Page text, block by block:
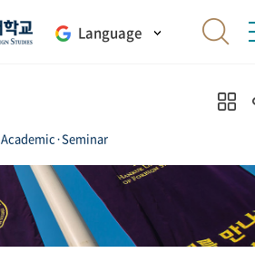
Language
Academic·Seminar